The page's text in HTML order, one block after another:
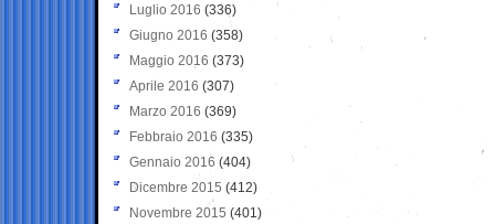
Luglio 2016 (336)
Giugno 2016 (358)
Maggio 2016 (373)
Aprile 2016 (307)
Marzo 2016 (369)
Febbraio 2016 (335)
Gennaio 2016 (404)
Dicembre 2015 (412)
Novembre 2015 (401)